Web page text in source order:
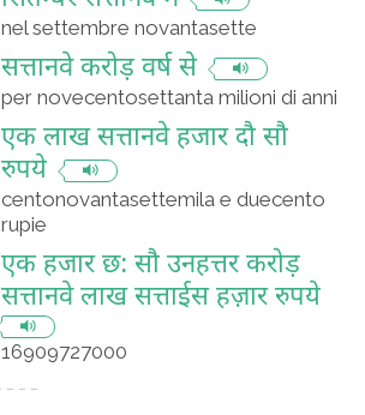
nel settembre novantasette
सत्तानवे करोड़ वर्ष से
per novecentosettanta milioni di anni
एक लाख सत्तानवे हजार दौ सौ
रुपये
centonovantasettemila e duecento
rupie
एक हजार छ: सौ उनहत्तर करोड़
सत्तानवे लाख सत्ताईस हज़ार रुपये
16909727000